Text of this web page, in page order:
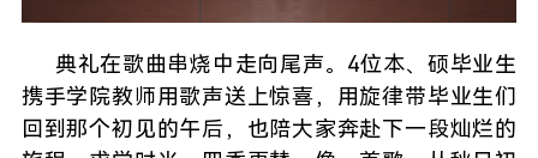
典礼在歌曲串烧中走向尾声。4位本、硕毕业生
携手学院教师用歌声送上惊喜，用旋律带毕业生们
回到那个初见的午后，也陪大家奔赴下一段灿烂的